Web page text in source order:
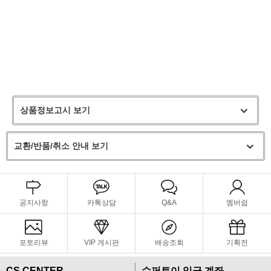
상품정보고시 보기
교환/반품/취소 안내 보기
공지사항 카톡상담 Q&A 멤버쉽
포토리뷰 VIP 게시판 배송조회 기획전